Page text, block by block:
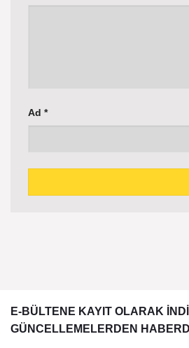
Ad *
E-BÜLTENE KAYIT OLARAK
GÜNCELLEMELERDEN